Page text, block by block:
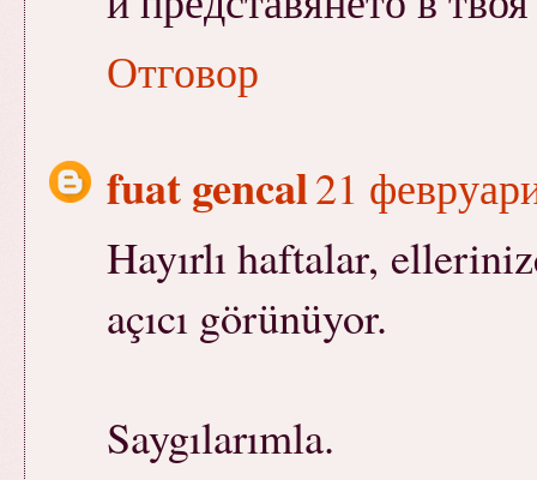
Отговор
fuat gencal21
Hayırlı haftalar,
açıcı görünüyor.
Saygılarımla.